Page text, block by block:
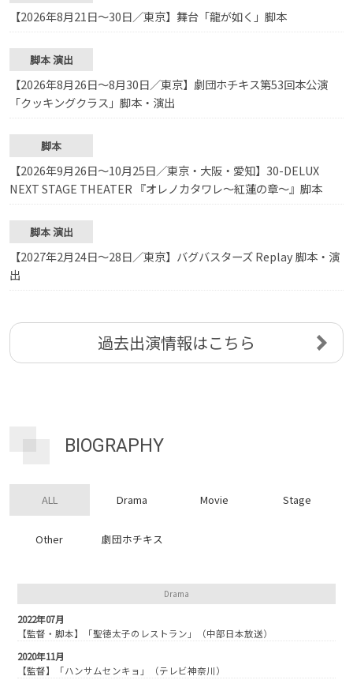
【2026年8月21日〜30日／東京】舞台「龍が如く」脚本
脚本演出
【2026年8月26日〜8月30日／東京】劇団ホチキス第53回本公演
「クッキングクラス」脚本・演出
脚本
【2026年9月26日〜10月25日／東京・大阪・愛知】30-DELUX
NEXT STAGE THEATER 『オレノカタワレ～紅蓮の章～』脚本
脚本演出
【2027年2月24日〜28日／東京】バグバスターズ Replay 脚本・演
出
過去出演情報はこちら
BIOGRAPHY
ALL Drama Movie Stage
Other 劇団ホチキス
Drama
2022年07月
【監督・脚本】「聖徳太子のレストラン」（中部日本放送）
2020年11月
【監督】「ハンサムセンキョ」（テレビ神奈川）